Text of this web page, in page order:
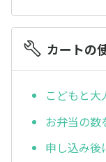
カートの
こどもと
お弁当の数
申し込み後